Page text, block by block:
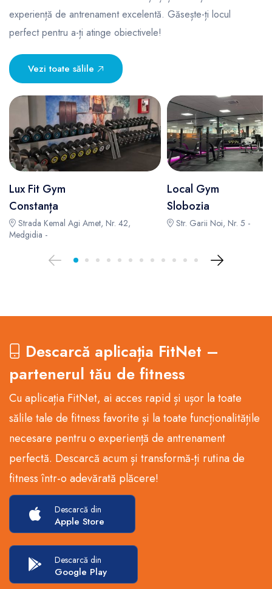
experiență de antrenament excelentă. Găsește-ți locul
perfect pentru a-ți atinge obiectivele!
Vezi toate sălile
Lux Fit Gym
Constanța
Strada Kemal Agi Amet, Nr. 42,
Medgidia -
Local Gym
Slobozia
Str. Garii Noi, Nr. 5 -
Descarcă aplicația FitNet –
partenerul tău de fitness
Cu aplicația FitNet, ai acces rapid și ușor la toate
sălile tale de fitness favorite și la toate funcționalitățile
necesare pentru o experiență de antrenament
perfectă. Descarcă acum și transformă-ți rutina de
fitness într-o adevărată plăcere!
Descarcă din
Apple Store
Descarcă din
Google Play